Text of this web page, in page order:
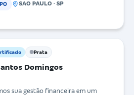
SAO PAULO · SP
Prata
Domingos
sua gestão financeira em um